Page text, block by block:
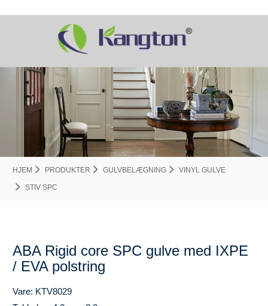
HJEM PRODUKTER GULVBELÆGNING VINYL GULVE
STIV SPC
ABA Rigid core SPC gulve med IXPE
/ EVA polstring
Vare: KTV8029